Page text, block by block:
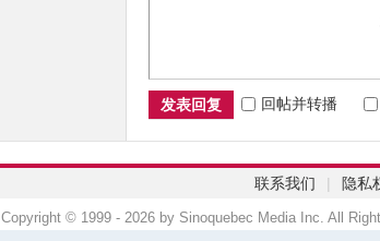
发表回复 回帖并转播
联系我们 | 隐私
Copyright © 1999 - 2026 by Sinoquebec Media Inc. All